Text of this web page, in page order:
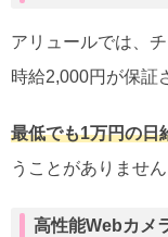
アリュールでは、
時給2,000円が保証
最低でも1万円の日
うことがありません
高性能Webカメ